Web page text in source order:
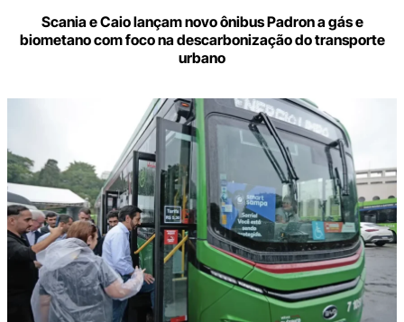
Scania e Caio lançam novo ônibus Padron a gás e
biometano com foco na descarbonização do transporte
urbano